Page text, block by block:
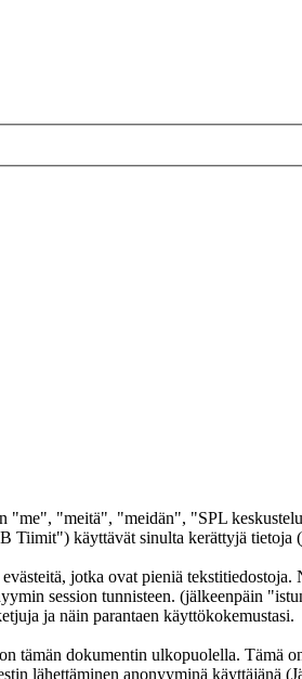
"me", "meitä", "meidän", "SPL
käyttävät sinulta kerättyjä tietoja
jotka ovat pieniä
session tunnisteen. (jälkeenpäin
ja näin parantaen käyttökokemustasi.
tämän dokumentin ulkopuolella.
lähettäminen anonyyminä